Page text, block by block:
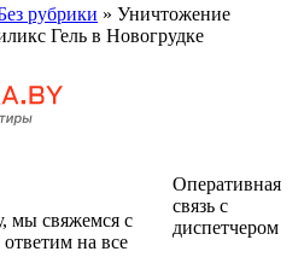
рубрики » Уничтожение
Гель в Новогрудке
мы свяжемся с
на все
Оперативная
связь с
диспетчером